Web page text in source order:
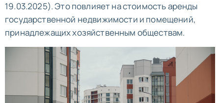
19.03.2025). Это повлияет на стоимость аренды
государственной недвижимости и помещений,
принадлежащих хозяйственным обществам.